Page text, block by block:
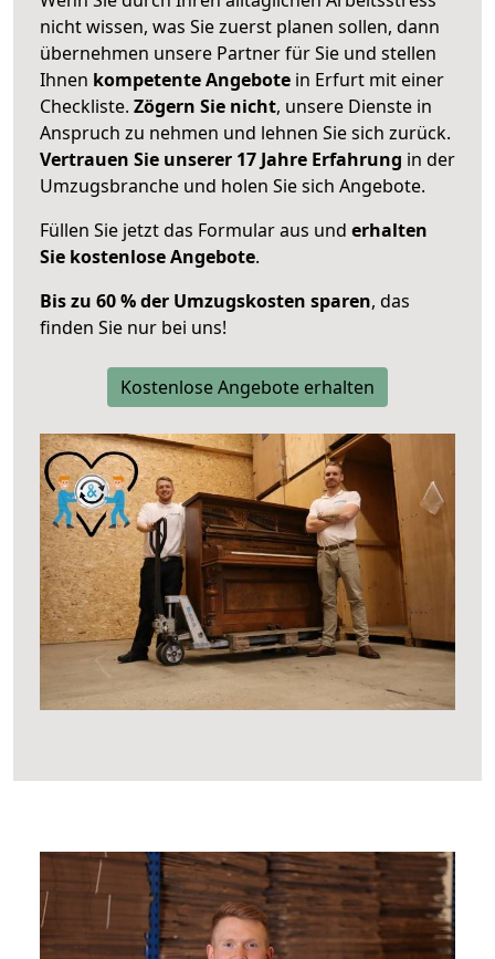
nicht wissen, was Sie zuerst planen sollen, dann
übernehmen unsere Partner für Sie und stellen
Ihnen kompetente Angebote in Erfurt mit einer
Checkliste. Zögern Sie nicht, unsere Dienste in
Anspruch zu nehmen und lehnen Sie sich zurück.
Vertrauen Sie unserer 17 Jahre Erfahrung in der
Umzugsbranche und holen Sie sich Angebote.
Füllen Sie jetzt das Formular aus und erhalten
Sie kostenlose Angebote.
Bis zu 60 % der Umzugskosten sparen, das
finden Sie nur bei uns!
Kostenlose Angebote erhalten